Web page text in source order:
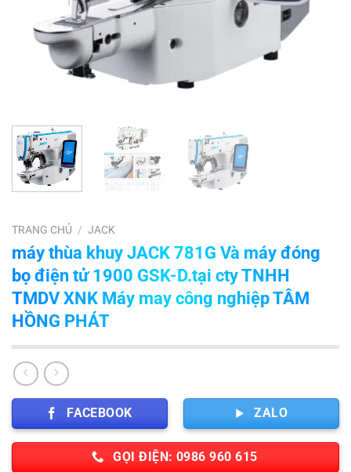
TRANG CHỦ / JACK
máy thùa khuy JACK 781G Và máy đóng
bọ điện tử 1900 GSK-D.tại cty TNHH
TMDV XNK Máy may công nghiệp TÂM
HỒNG PHÁT
FACEBOOK ZALO
GỌI ĐIỆN: 0986 960 615